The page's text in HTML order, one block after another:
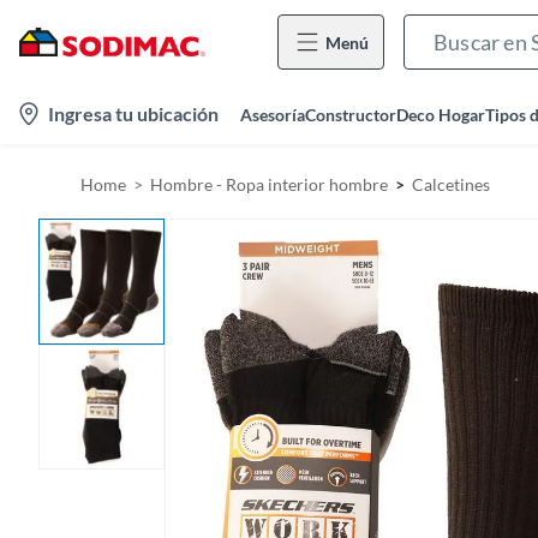
Menú
Ingresa tu ubicación AsesoríaConstructorDeco HogarTipos
Home Hombre - Ropa interior hombre Calcetines